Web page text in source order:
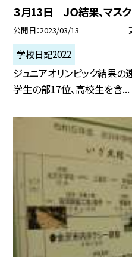
３月13日 ＪＯ結果、マス
公開日 2023/03/13
学校日記2022
ジュニアオリンピック結果の
学生の部17位、高校生を含...